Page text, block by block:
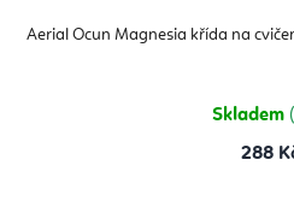
Aerial Ocun Magnesia křída na
Skladem
288